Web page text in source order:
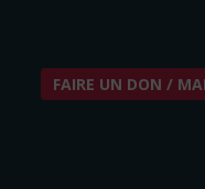
FAIRE UN DON /